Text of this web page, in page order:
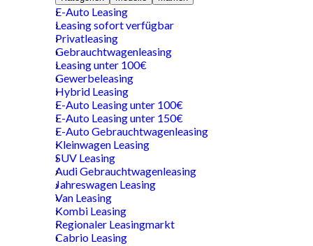
E-Auto Leasing
Leasing sofort verfügbar
Privatleasing
Gebrauchtwagenleasing
Leasing unter 100€
Gewerbeleasing
Hybrid Leasing
E-Auto Leasing unter 100€
E-Auto Leasing unter 150€
E-Auto Gebrauchtwagenleasing
Kleinwagen Leasing
SUV Leasing
Audi Gebrauchtwagenleasing
Jahreswagen Leasing
Van Leasing
Kombi Leasing
Regionaler Leasingmarkt
Cabrio Leasing